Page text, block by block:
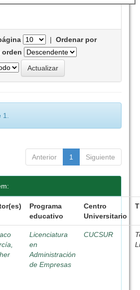
|Ordenar por
orden
Anterior 1 Siguiente
Programa
educativo
Centro
Universitario
Licenciatura
en
Administración
de Empresas
CUCSUR